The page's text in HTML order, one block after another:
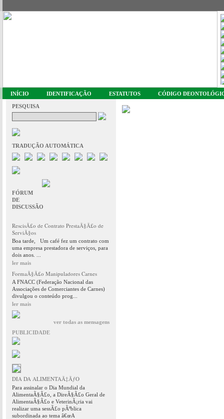
INÍCIO IDENTIFICAÇÃO ESTATUTOS CÓDIGO
PESQUISA
TRADUÇÃO AUTOMÁTICA
FÓRUM
DE
DISCUSSÃO
RescisÃ£o de Contrato PrestaÃ§Ã£o de
ServiÃ§os
Boa tarde, Um café fez um contrato com
uma empresa prestadora de serviços, para
dois anos. ...
ler mais
FormaÃ§Ã£o Manipuladores Carnes
A FNACC (Federação Nacional das
Associações de Comerciantes de Carnes)
divulgou o conteúdo prog...
ler mais
ver todas as mensagens
PUBLICIDADE
DIA DA ALIMENTAÃ‡ÃƒO
Para assinalar o Dia Mundial da
AlimentaÃ§Ã£o, a DireÃ§Ã£o Geral de
AlimentaÃ§Ã£o e VeterinÃ¡ria vai
realizar uma sessÃ£o pÃºblica
subordinada ao tema â€œA